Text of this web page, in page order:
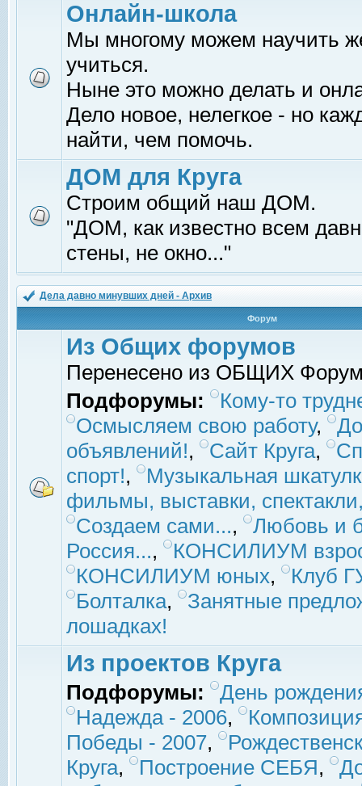
Онлайн-школа
Мы многому можем научить
учиться.
Ныне это можно делать и
Дело новое, нелегкое - но
найти, чем помочь.
ДОМ для Круга
Строим общий наш ДОМ.
"ДОМ, как известно всем
стены, не окно..."
Дела давно минувших дней - Архив
Форум
Из Общих форумов
Перенесено из ОБЩИХ
Подфорумы:
Кому-то
Осмысляем свою работу,
объявлений!, Сайт Круга,
спорт!,
Музыкальная
фильмы, выставки,
Создаем сами...,
Любовь и
Россия...,
КОНСИЛИУМ
КОНСИЛИУМ юных,
Клуб
Болталка,
Занятные
лошадках!
Из проектов Круга
Подфорумы:
День
Надежда - 2006,
Победы - 2007,
Круга, Построение СЕБЯ,